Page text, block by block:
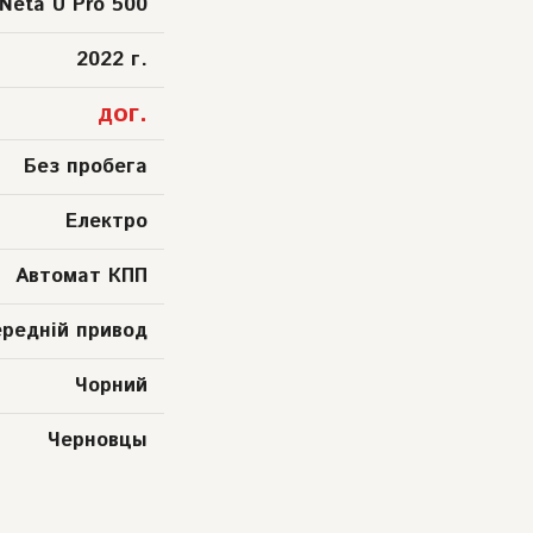
2022 г.
дог.
Без пробега
Електро
Автомат КПП
привод
Чорний
Черновцы